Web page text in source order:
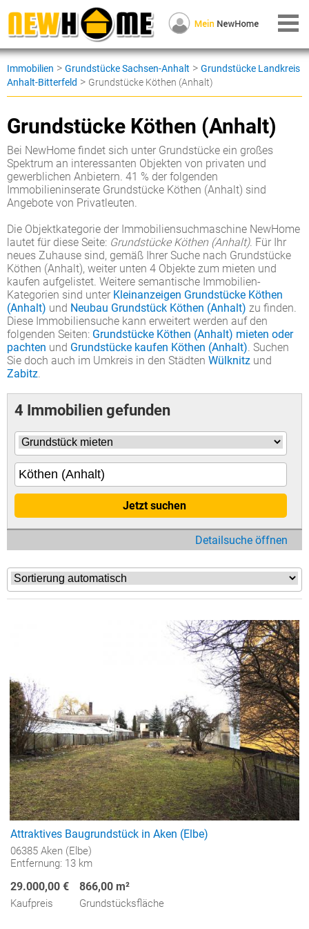
Immobilien > Grundstücke Sachsen-Anhalt > Grundstücke Landkreis
Anhalt-Bitterfeld > Grundstücke Köthen (Anhalt)
Grundstücke Köthen (Anhalt)
Bei NewHome findet sich unter Grundstücke ein großes
Spektrum an interessanten Objekten von privaten und
gewerblichen Anbietern. 41 % der folgenden
Immobilieninserate Grundstücke Köthen (Anhalt) sind
Angebote von Privatleuten.
Die Objektkategorie der Immobiliensuchmaschine NewHome
lautet für diese Seite: Grundstücke Köthen (Anhalt). Für Ihr
neues Zuhause sind, gemäß Ihrer Suche nach Grundstücke
Köthen (Anhalt), weiter unten 4 Objekte zum mieten und
kaufen aufgelistet. Weitere semantische Immobilien-
Kategorien sind unter Kleinanzeigen Grundstücke Köthen
(Anhalt) und Neubau Grundstück Köthen (Anhalt) zu finden.
Diese Immobiliensuche kann erweitert werden auf den
folgenden Seiten: Grundstücke Köthen (Anhalt) mieten oder
pachten und Grundstücke kaufen Köthen (Anhalt). Suchen
Sie doch auch im Umkreis in den Städten Wülknitz und
Zabitz.
4 Immobilien gefunden
Jetzt suchen
Detailsuche öffnen
Attraktives Baugrundstück in Aken (Elbe)
06385 Aken (Elbe)
Entfernung: 13 km
29.000,00 €
Kaufpreis
866,00 m²
Grundstücksfläche